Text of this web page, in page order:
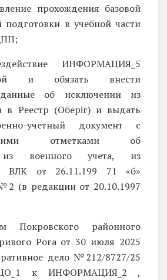
прохождения базовой
подготовки в учебной части
ИНФОРМАЦИЯ_5
и обязать внести
об исключении из
в Реестр (Оберіг) и выдать
учетный документ с
отметками об
из военного учета, из
ВЛК от 26.11.199 71 «б»
(в редакции от 20.10.1997
Покровского районного
Рога от 30 июля 2025
дело №212/8727/25
к ИНФОРМАЦИЯ_2 ,